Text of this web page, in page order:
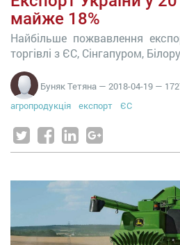
майже 18%
Найбільше пожвавлення
торгівлі з ЄС, Сінгапуром,
Буняк Тетяна — 2018-04-19 —
агропродукція
експорт ЄС